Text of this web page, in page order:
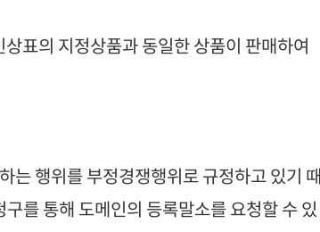
표의 지정상품과 동일한 상품이 판매하여
는 행위를 부정경쟁행위로 규정하고 있기 때
를 통해 도메인의 등록말소를 요청할 수 있